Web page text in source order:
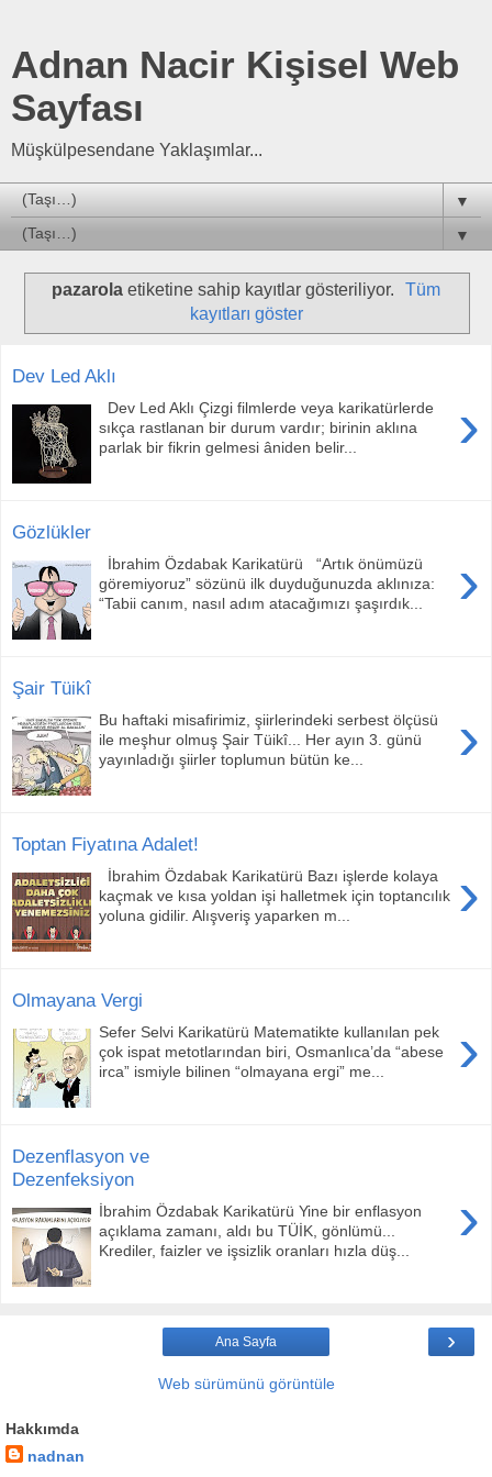
Adnan Nacir Kişisel Web
Sayfası
Müşkülpesendane Yaklaşımlar...
▼
▼
pazarolaetiketine sahip kayıtlar gösteriliyor.
Tüm
kayıtları göster
Dev Led Aklı
›
Dev Led Aklı Çizgi filmlerde veya karikatürlerde
sıkça rastlanan bir durum vardır; birinin aklına
parlak bir fikrin gelmesi âniden belir...
Gözlükler
›
İbrahim Özdabak Karikatürü “Artık önümüzü
göremiyoruz” sözünü ilk duyduğunuzda aklınıza:
“Tabii canım, nasıl adım atacağımızı şaşırdık...
Şair Tüikî
›
Bu haftaki misafirimiz, şiirlerindeki serbest ölçüsü
ile meşhur olmuş Şair Tüikî... Her ayın 3. günü
yayınladığı şiirler toplumun bütün ke...
Toptan Fiyatına Adalet!
›
İbrahim Özdabak Karikatürü Bazı işlerde kolaya
kaçmak ve kısa yoldan işi halletmek için toptancılık
yoluna gidilir. Alışveriş yaparken m...
Olmayana Vergi
›
Sefer Selvi Karikatürü Matematikte kullanılan pek
çok ispat metotlarından biri, Osmanlıca’da “abese
irca” ismiyle bilinen “olmayana ergi” me...
Dezenflasyon ve
Dezenfeksiyon
›
İbrahim Özdabak Karikatürü Yine bir enflasyon
açıklama zamanı, aldı bu TÜİK, gönlümü...
Krediler, faizler ve işsizlik oranları hızla düş...
›
Ana Sayfa
Web sürümünü görüntüle
Hakkımda
nadnan